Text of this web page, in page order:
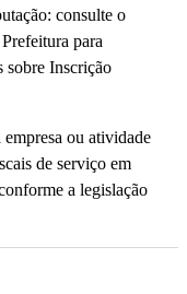
consulte o
para
sobre Inscrição
empresa ou atividade
de serviço em
a legislação